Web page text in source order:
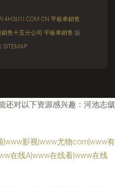
平板車銷售
售十五分公司 平板車銷售 版
SITEMAP
还对以下资源感兴趣：河池志僦
影视|www尤物com|www有
在线A|www在线看|www在线